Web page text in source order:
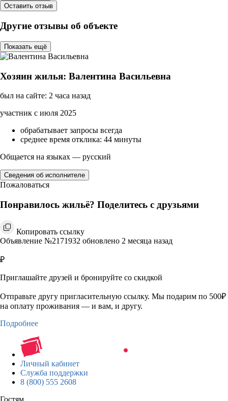
Оставить отзыв
Другие отзывы об объекте
Показать ещё
Хозяин жилья: Валентина Васильевна
был на сайте: 2 часа назад
участник с июля 2025
обрабатывает запросы всегда
среднее время отклика: 44 минуты
Общается на языках — русский
Сведения об исполнителе
Пожаловаться
Понравилось жильё? Поделитесь с друзьями
Копировать ссылку
Объявление №2171932 обновлено 2 месяца назад
₽
Приглашайте друзей и бронируйте со скидкой
Отправьте другу пригласительную ссылку. Мы подарим по 500₽
на оплату проживания — и вам, и другу.
Подробнее
Личный кабинет
Служба поддержки
8 (800) 555 2608
Гостям